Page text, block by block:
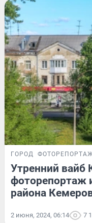
ГОРОД
Утренний вайб
фоторепортаж
района
2 июня, 2024, 06:14 7